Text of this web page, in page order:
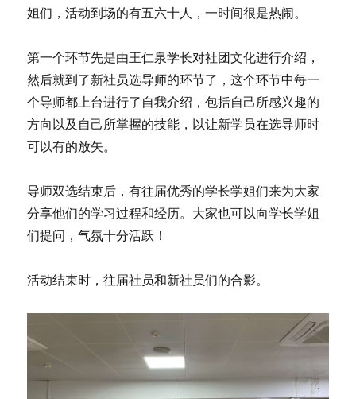
姐们，活动到场的有五六十人，一时间很是热闹。
第一个环节先是由王仁泉学长对社团文化进行介绍，
然后就到了新社员选导师的环节了，这个环节中每一
个导师都上台进行了自我介绍，包括自己所感兴趣的
方向以及自己所掌握的技能，以让新学员在选导师时
可以有的放矢。
导师双选结束后，有往届优秀的学长学姐们来为大家
分享他们的学习过程和经历。大家也可以向学长学姐
们提问，气氛十分活跃！
活动结束时，往届社员和新社员们的合影。